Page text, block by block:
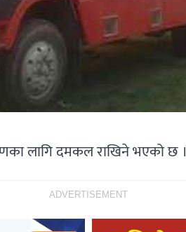
लागि दमकल राखिने भएको छ ।
ADVERTISEMENT